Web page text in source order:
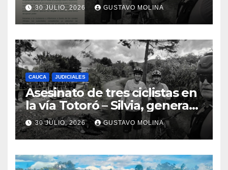
urgentes al Gobierno
Nacional
30 JULIO, 2026 GUSTAVO MOLINA
CAUCA JUDICIALES
Asesinato de tres ciclistas en
la vía Totoró – Silvia, genera
consternación en el Cauca
30 JULIO, 2026 GUSTAVO MOLINA